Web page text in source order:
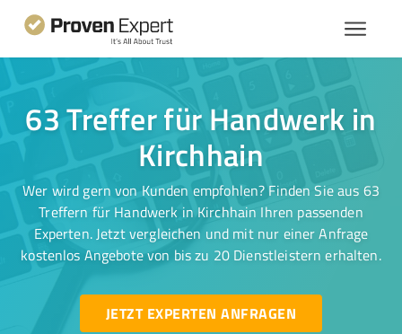
63 Treffer für Handwerk in
Kirchhain
Wer wird gern von Kunden empfohlen? Finden Sie aus 63
Treffern für Handwerk in Kirchhain Ihren passenden
Experten. Jetzt vergleichen und mit nur einer Anfrage
kostenlos Angebote von bis zu 20 Dienstleistern erhalten.
JETZT EXPERTEN ANFRAGEN